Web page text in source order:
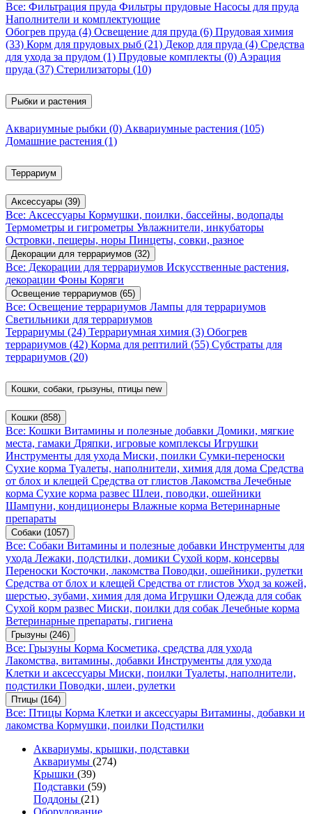
Все: Фильтрация пруда Фильтры прудовые Насосы для пруда
Наполнители и комплектующие
Обогрев пруда (4) Освещение для пруда (6) Прудовая химия
(33) Корм для прудовых рыб (21) Декор для пруда (4) Средства
для ухода за прудом (1) Прудовые комплекты (0) Аэрация
пруда (37) Стерилизаторы (10)
Рыбки и растения
Аквариумные рыбки (0) Аквариумные растения (105)
Домашние растения (1)
Террариум
Аксессуары (39)
Все: Аксессуары Кормушки, поилки, бассейны, водопады
Термометры и гигрометры Увлажнители, инкубаторы
Островки, пещеры, норы Пинцеты, совки, разное
Декорации для террариумов (32)
Все: Декорации для террариумов Искусственные растения,
декорации Фоны Коряги
Освещение террариумов (65)
Все: Освещение террариумов Лампы для террариумов
Светильники для террариумов
Террариумы (24) Террариумная химия (3) Обогрев
террариумов (42) Корма для рептилий (55) Субстраты для
террариумов (20)
Кошки, собаки, грызуны, птицы new
Кошки (858)
Все: Кошки Витамины и полезные добавки Домики, мягкие
места, гамаки Дряпки, игровые комплексы Игрушки
Инструменты для ухода Миски, поилки Сумки-переноски
Сухие корма Туалеты, наполнители, химия для дома Средства
от блох и клещей Средства от глистов Лакомства Лечебные
корма Сухие корма развес Шлеи, поводки, ошейники
Шампуни, кондиционеры Влажные корма Ветеринарные
препараты
Собаки (1057)
Все: Собаки Витамины и полезные добавки Инструменты для
ухода Лежаки, подстилки, домики Сухой корм, консервы
Переноски Косточки, лакомства Поводки, ошейники, рулетки
Средства от блох и клещей Средства от глистов Уход за кожей,
шерстью, зубами, химия для дома Игрушки Одежда для собак
Сухой корм развес Миски, поилки для собак Лечебные корма
Ветеринарные препараты, гигиена
Грызуны (246)
Все: Грызуны Корма Косметика, средства для ухода
Лакомства, витамины, добавки Инструменты для ухода
Клетки и аксессуары Миски, поилки Туалеты, наполнители,
подстилки Поводки, шлеи, рулетки
Птицы (164)
Все: Птицы Корма Клетки и аксессуары Витамины, добавки и
лакомства Кормушки, поилки Подстилки
Аквариумы, крышки, подставки
Аквариумы (274)
Крышки (39)
Подставки (59)
Поддоны (21)
Оборудование